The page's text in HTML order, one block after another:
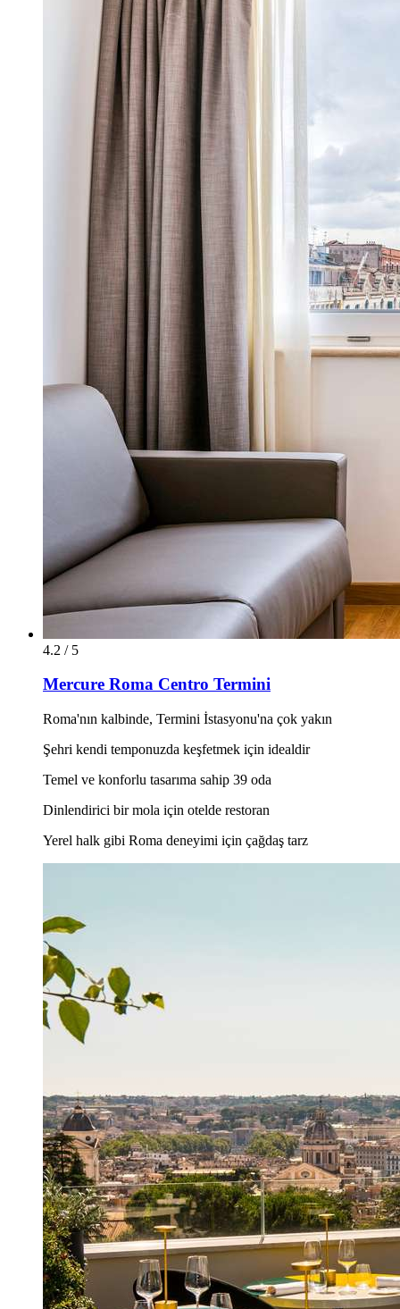
4.2 / 5
Mercure Roma Centro Termini
Roma'nın kalbinde, Termini İstasyonu'na çok yakın
Şehri kendi temponuzda keşfetmek için idealdir
Temel ve konforlu tasarıma sahip 39 oda
Dinlendirici bir mola için otelde restoran
Yerel halk gibi Roma deneyimi için çağdaş tarz